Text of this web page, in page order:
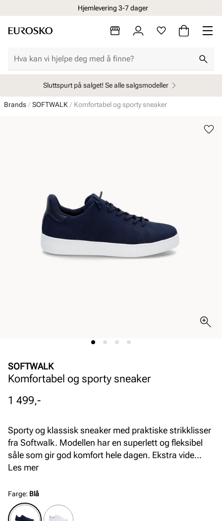
Hjemlevering 3-7 dager
Sluttspurt på salget! Se alle salgsmodeller
Brands SOFTWALK Komfortabel og sporty sneaker
SOFTWALK
Komfortabel og sporty sneaker
Pris
1 499,-
Sporty og klassisk sneaker med praktiske strikklisser
fra Softwalk. Modellen har en superlett og fleksibel
såle som gir god komfort hele dagen. Ekstra vide
lester og optimal passform, i tillegg til det nøye
ta av og på. Myk og behagelig innersåle som er
uttagbar.
Les mer
Farge: Blå